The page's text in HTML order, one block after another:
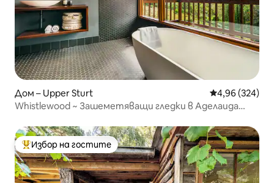
Дом – Upper Sturt Средна
4,96 (324)
Whistlewood ~ Зашеметяващи гледки в Аделаида
Най-популярен избор на гостите
Избор на гостите